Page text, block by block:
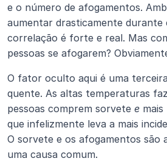
e o número de afogamentos.
aumentar drasticamente durante
correlação é forte e real. Mas
pessoas se afogarem?
O fator oculto aqui é uma
quente. As altas temperaturas
pessoas comprem sorvete e mais
que infelizmente leva a mais
O sorvete e os afogamentos são
uma causa comum.